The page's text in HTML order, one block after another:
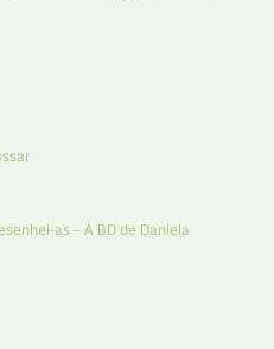
as – A BD de Daniela